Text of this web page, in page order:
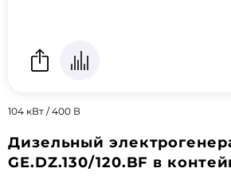
104 кВт / 400 В
Дизельный
GE.DZ.130/120.BF в